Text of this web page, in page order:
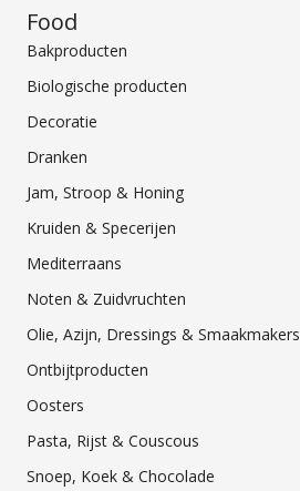
Food
Bakproducten
Biologische producten
Decoratie
Dranken
Jam, Stroop & Honing
Kruiden & Specerijen
Mediterraans
Noten & Zuidvruchten
Olie, Azijn, Dressings & Smaakmakers
Ontbijtproducten
Oosters
Pasta, Rijst & Couscous
Snoep, Koek & Chocolade